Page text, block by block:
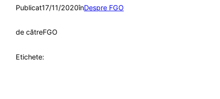
Publicat17/11/2020înDespre FGO
de cătreFGO
Etichete: